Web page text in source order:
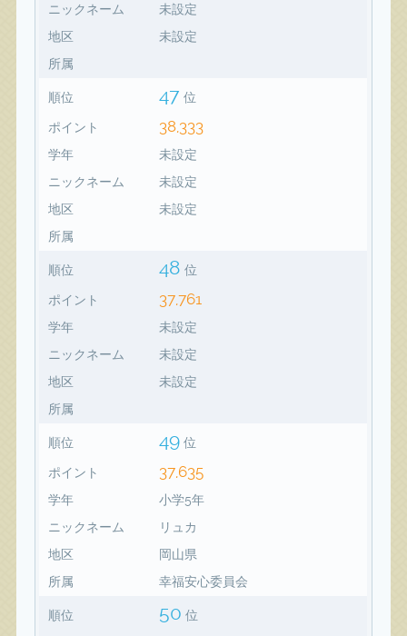
ニックネーム
未設定
地区
未設定
所属
順位 47 位
ポイント 38,333
学年
未設定
ニックネーム
未設定
地区
未設定
所属
順位 48 位
ポイント 37,761
学年
未設定
ニックネーム
未設定
地区
未設定
所属
順位 49 位
ポイント 37,635
学年
小学5年
ニックネーム
リュカ
地区
岡山県
所属
幸福安心委員会
順位 50 位